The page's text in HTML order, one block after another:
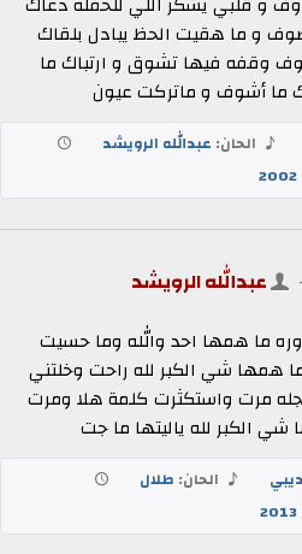
و ما هقيت الحظ يبادل بلقاك
وقفه فيها تشوق و ارتباك ما
ما أشوف و ماتركت عيون
الحان: عبدالله الرويشد
2002
عبدالله الرويشد
ما همها احد والله وما حسيت
همها شي الكبر لله راحت وخلتني
مرت واستكثرت كلمة هلا ومرت
الكبر لله ياليتها ما جت
الحان: طلال
2013